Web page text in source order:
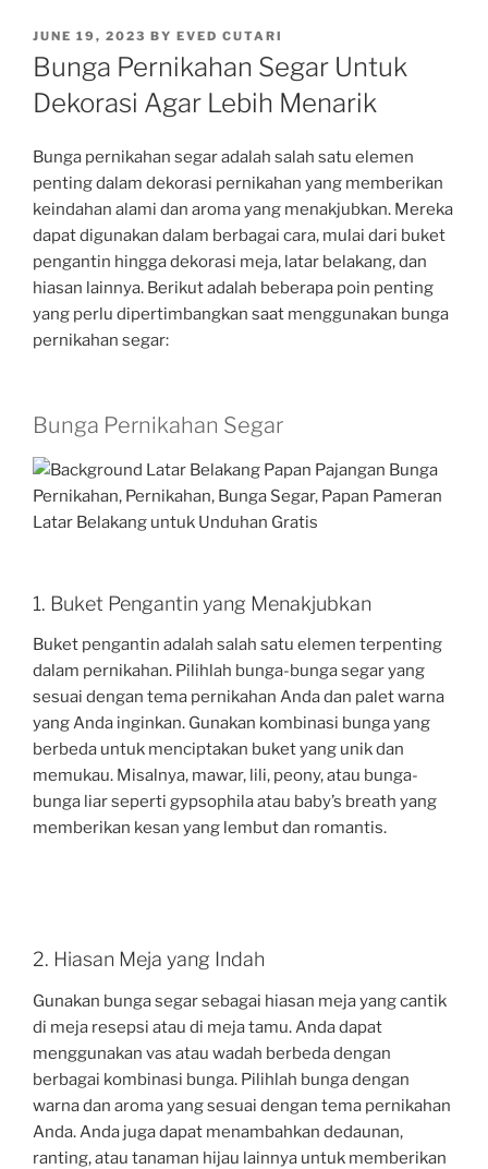
POSTED
ON
JUNE 19, 2023 BY EVED CUTARI
Bunga Pernikahan Segar Untuk
Dekorasi Agar Lebih Menarik
Bunga pernikahan segar adalah salah satu elemen
penting dalam dekorasi pernikahan yang memberikan
keindahan alami dan aroma yang menakjubkan. Mereka
dapat digunakan dalam berbagai cara, mulai dari buket
pengantin hingga dekorasi meja, latar belakang, dan
hiasan lainnya. Berikut adalah beberapa poin penting
yang perlu dipertimbangkan saat menggunakan bunga
pernikahan segar:
Bunga Pernikahan Segar
1. Buket Pengantin yang Menakjubkan
Buket pengantin adalah salah satu elemen terpenting
dalam pernikahan. Pilihlah bunga-bunga segar yang
sesuai dengan tema pernikahan Anda dan palet warna
yang Anda inginkan. Gunakan kombinasi bunga yang
berbeda untuk menciptakan buket yang unik dan
memukau. Misalnya, mawar, lili, peony, atau bunga-
bunga liar seperti gypsophila atau baby’s breath yang
memberikan kesan yang lembut dan romantis.
2. Hiasan Meja yang Indah
Gunakan bunga segar sebagai hiasan meja yang cantik
di meja resepsi atau di meja tamu. Anda dapat
menggunakan vas atau wadah berbeda dengan
berbagai kombinasi bunga. Pilihlah bunga dengan
warna dan aroma yang sesuai dengan tema pernikahan
Anda. Anda juga dapat menambahkan dedaunan,
ranting, atau tanaman hijau lainnya untuk memberikan